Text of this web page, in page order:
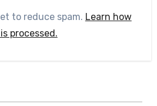
to reduce spam. Learn how
processed.